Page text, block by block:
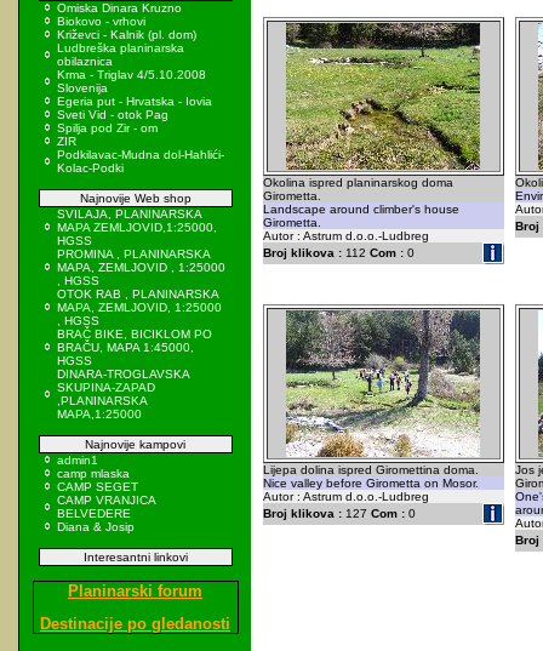
Omiska Dinara Kruzno
Biokovo - vrhovi
Križevci - Kalnik (pl. dom)
Ludbreška planinarska
obilaznica
Krma - Triglav 4/5.10.2008
Slovenija
Egeria put - Hrvatska - Iovia
Sveti Vid - otok Pag
Spilja pod Zir - om
ZIR
Podkilavac-Mudna dol-Hahlići-
Kolac-Podki
Najnovije Web shop
SVILAJA, PLANINARSKA
MAPA ZEMLJOVID,1:25000,
HGSS
PROMINA , PLANINARSKA
MAPA, ZEMLJOVID , 1:25000
, HGSS
OTOK RAB , PLANINARSKA
MAPA, ZEMLJOVID, 1:25000
, HGSS
BRAČ BIKE, BICIKLOM PO
BRAČU, MAPA 1:45000,
HGSS
DINARA-TROGLAVSKA
SKUPINA-ZAPAD
,PLANINARSKA
MAPA,1:25000
Najnovije kampovi
admin1
camp mlaska
CAMP SEGET
CAMP VRANJICA
BELVEDERE
Diana & Josip
Interesantni linkovi
Planinarski forum
Destinacije po gledanosti
Okolina ispred planinarskog doma
Girometta.
Landscape around climber's house
Girometta.
Autor : Astrum d.o.o.-Ludbreg
Broj klikova :112 Com :0
Broj
Lijepa dolina ispred Giromettina doma.
Nice valley before Girometta on Mosor.
Autor : Astrum d.o.o.-Ludbreg
Broj klikova :127 Com :0
Jos
Broj